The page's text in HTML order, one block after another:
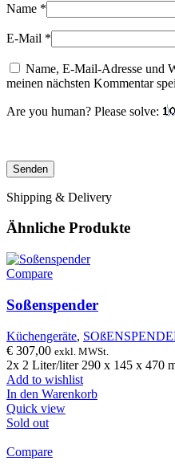
Name *
E-Mail *
Name, E-Mail-Adresse und
meinen nächsten Kommentar
Are you human? Please solve:
Shipping & Delivery
Ähnliche Produkte
Compare
Soßenspender
Küchengeräte,
€ 307,00 exkl. MWSt.
2x 2 Liter/liter 290 x 145 x 470
Add to wishlist
In den Warenkorb
Quick view
Sold out
Compare